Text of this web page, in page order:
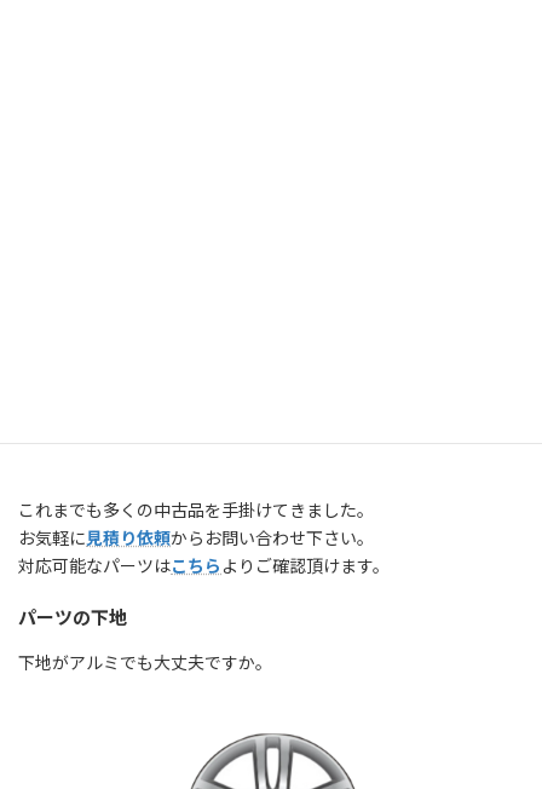
これまでも多くの中古品を手掛けてきました。
お気軽に見積り依頼からお問い合わせ下さい。
対応可能なパーツはこちら よりご確認頂けます。
パーツの下地
下地がアルミでも大丈夫ですか。